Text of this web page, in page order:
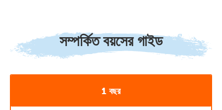
সম্পর্কিত বয়সের গাইড
1 বছর